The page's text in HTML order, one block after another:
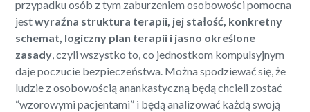
przypadku osób z tym zaburzeniem osobowości pomocna
jestwyraźna struktura terapii, jej stałość, konkretny
schemat, logiczny plan terapii i jasno określone
zasady, czyli wszystko to, co jednostkom kompulsyjnym
daje poczucie bezpieczeństwa. Można spodziewać się, że
ludzie z osobowością anankastyczną będą chcieli zostać
“wzorowymi pacjentami” i będą analizować każdą swoją